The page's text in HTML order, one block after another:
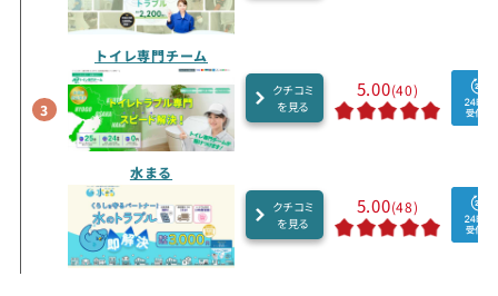
3
トイレ専門チーム
クチコミ
を見る
5.00(40)
水まる
クチコミ
を見る
5.00(48)